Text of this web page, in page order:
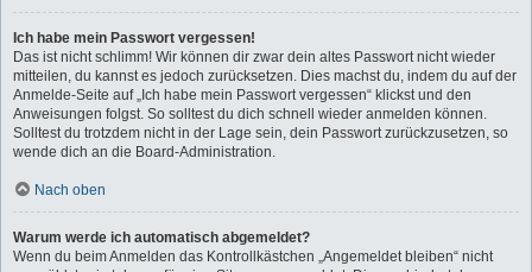
Ich habe mein Passwort vergessen!
Das ist nicht schlimm! Wir können dir zwar dein altes Passwort nicht wieder
mitteilen, du kannst es jedoch zurücksetzen. Dies machst du, indem du auf der
Anmelde-Seite auf „Ich habe mein Passwort vergessen“ klickst und den
Anweisungen folgst. So solltest du dich schnell wieder anmelden können.
Solltest du trotzdem nicht in der Lage sein, dein Passwort zurückzusetzen, so
wende dich an die Board-Administration.
Nach oben
Warum werde ich automatisch abgemeldet?
Wenn du beim Anmelden das Kontrollkästchen „Angemeldet bleiben“ nicht